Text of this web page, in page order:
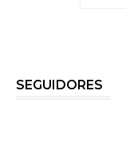
SEGUIDORES